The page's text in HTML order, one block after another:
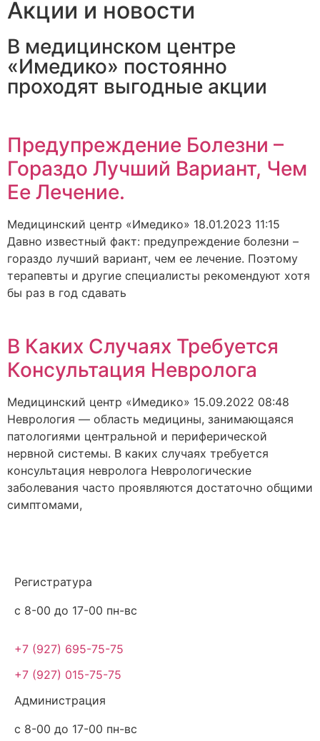
Акции и новости
В медицинском центре
«Имедико» постоянно
проходят выгодные акции
Предупреждение Болезни –
Гораздо Лучший Вариант, Чем
Ее Лечение.
Медицинский центр «Имедико» 18.01.2023 11:15
Давно известный факт: предупреждение болезни –
гораздо лучший вариант, чем ее лечение. Поэтому
терапевты и другие специалисты рекомендуют хотя
бы раз в год сдавать
В Каких Случаях Требуется
Консультация Невролога
Медицинский центр «Имедико» 15.09.2022 08:48
Неврология — область медицины, занимающаяся
патологиями центральной и периферической
нервной системы. В каких случаях требуется
консультация невролога Неврологические
заболевания часто проявляются достаточно общими
симптомами,
Регистратура
с 8-00 до 17-00 пн-вс
+7 (927) 695-75-75
+7 (927) 015-75-75
Администрация
с 8-00 до 17-00 пн-вс